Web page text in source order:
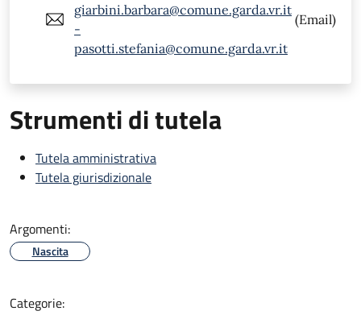
giarbini.barbara@comune.garda.vr.it
-
pasotti.stefania@comune.garda.vr.it
(Email)
Strumenti di tutela
Tutela amministrativa
Tutela giurisdizionale
Argomenti:
Nascita
Categorie: